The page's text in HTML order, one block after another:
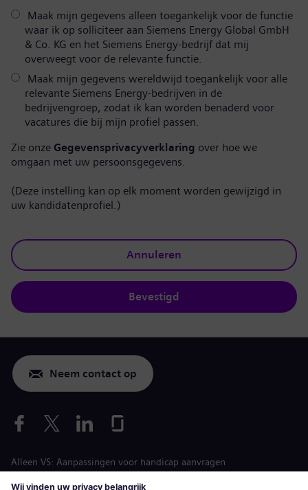
Maak mijn gegevens alleen toegankelijk voor de functie
waar ik op solliciteer aan Siemens Energy Global GmbH
& Co. KG en het Siemens Energy-bedrijf dat mij
overweegt voor de relevante functie.
Maak mijn gegevens wereldwijd toegankelijk voor alle
relevante Siemens Energy-bedrijven in de
bedrijvengroep, zodat ik kan worden benaderd voor
vacatures die bij mijn profiel passen.
Zie onze Gegevensprivacyverklaring over hoe we
omgaan met uw persoonsgegevens.
(Deze instelling kan op elk moment worden gewijzigd in
uw kandidatenprofiel.)
Annuleren
Bevestigd
Neem contact op
Alleen VS: Aanpassingen voor handicap aanvragen